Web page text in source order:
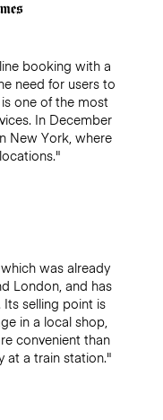
booking with a
need for users to
one of the most
In December
New York, where
was already
London, and has
selling point is
in a local shop,
convenient than
at a train station."